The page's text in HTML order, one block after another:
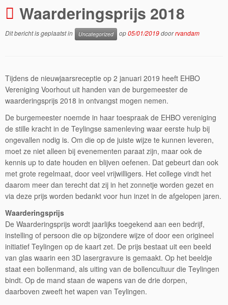
Waarderingsprijs 2018
Dit bericht is geplaatst in Uncategorized op05/01/2019doorrvandam
Tijdens de nieuwjaarsreceptie op 2 januari 2019 heeft EHBO
Vereniging Voorhout uit handen van de burgemeester de
waarderingsprijs 2018 in ontvangst mogen nemen.
De burgemeester noemde in haar toespraak de EHBO vereniging
de stille kracht in de Teylingse samenleving waar eerste hulp bij
ongevallen nodig is. Om die op de juiste wijze te kunnen leveren,
moet ze niet alleen bij evenementen paraat zijn, maar ook de
kennis up to date houden en blijven oefenen. Dat gebeurt dan ook
met grote regelmaat, door veel vrijwilligers. Het college vindt het
daarom meer dan terecht dat zij in het zonnetje worden gezet en
via deze prijs worden bedankt voor hun inzet in de afgelopen jaren.
Waarderingsprijs
De Waarderingsprijs wordt jaarlijks toegekend aan een bedrijf,
instelling of persoon die op bijzondere wijze of door een origineel
initiatief Teylingen op de kaart zet. De prijs bestaat uit een beeld
van glas waarin een 3D lasergravure is gemaakt. Op het beeldje
staat een bollenmand, als uiting van de bollencultuur die Teylingen
bindt. Op de mand staan de wapens van de drie dorpen,
daarboven zweeft het wapen van Teylingen.